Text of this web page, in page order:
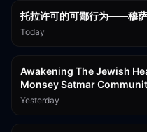
托拉许可的可鄙行为——穆萨
Today
Awakening The Jewish
Monsey Satmar
Yesterday